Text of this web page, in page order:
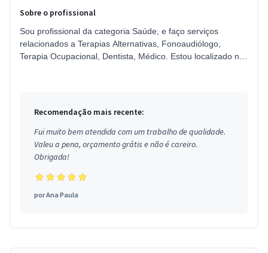
Sobre o profissional
Sou profissional da categoria Saúde, e faço serviços
relacionados a Terapias Alternativas, Fonoaudiólogo,
Terapia Ocupacional, Dentista, Médico. Estou localizado no
Recomendação mais recente:
Fui muito bem atendida com um trabalho de qualidade.
Valeu a pena, orçamento grátis e não é careiro.
Obrigada!
porAna Paula